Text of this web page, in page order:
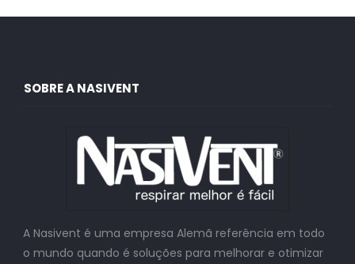
SOBRE A NASIVENT
A Nasivent é uma empresa Alemã referência em todo
o mundo quando é soluções para melhorar e otimizar